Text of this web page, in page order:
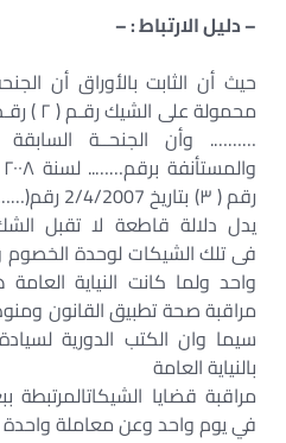
– دليل الارتباط : –
حيث أن الثابت بالأوراق أن
رقم ( ٣)
يدل دلالة قاطعة لا تقبل
فى تلك الشيكات لوحدة
واحد ولما كانت النياية
مراقبة صحة تطبيق القانون
سيما وان الكتب الدورية
بالنياية العامة
مراقبة قضايا الشيكاتالمرتبطة
في يوم واحد وعن معاملة واحدة